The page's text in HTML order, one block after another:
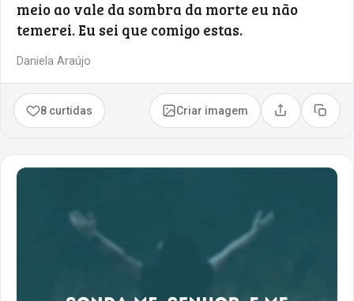
meio ao vale da sombra da morte eu não
temerei. Eu sei que comigo estas.
Daniela Araújo
8 curtidas Criar imagem Compartilhar
Copiar